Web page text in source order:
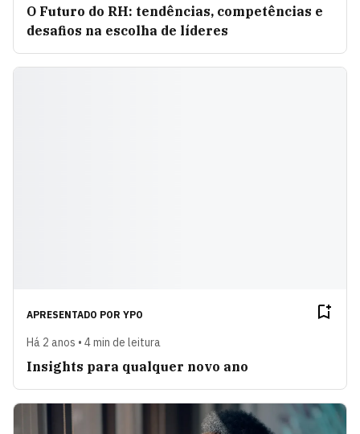
O Futuro do RH: tendências, competências e
desafios na escolha de líderes
APRESENTADO POR YPO
Há 2 anos • 4 min de leitura
Insights para qualquer novo ano